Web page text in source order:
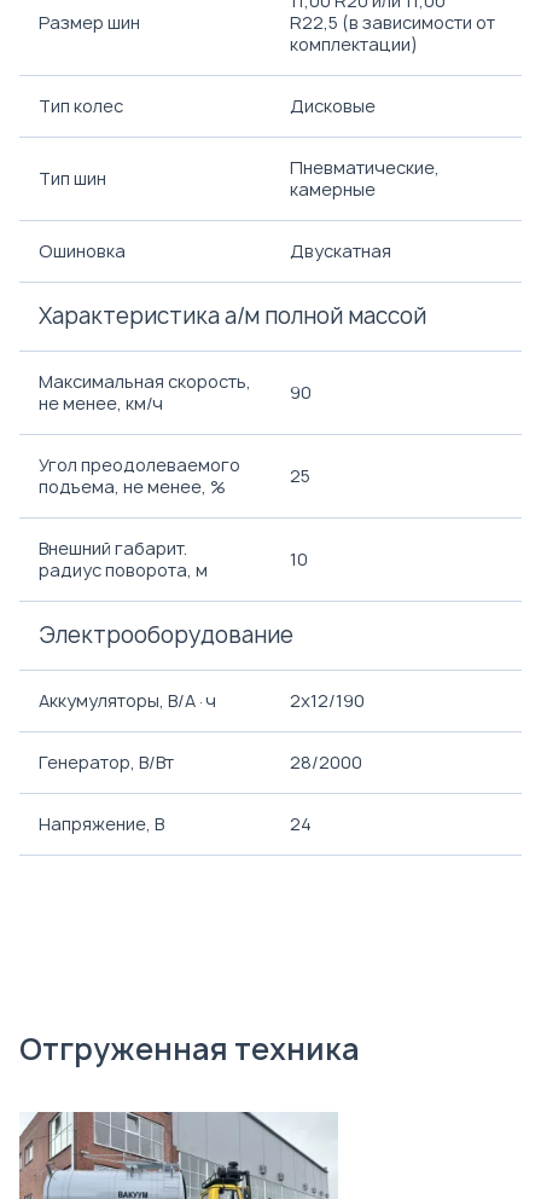
Размер шин
R22,5 (в зависимости от
комплектации)
Тип колес Дисковые
Тип шин
Пневматические,
камерные
Ошиновка Двускатная
Характеристика а/м полной массой
Максимальная скорость,
не менее, км/ч
90
Угол преодолеваемого
подъема, не менее, %
25
Внешний габарит.
радиус поворота, м
10
Электрооборудование
Аккумуляторы, В/А·ч 2х12/190
Генератор, В/Вт 28/2000
Напряжение, B 24
Отгруженная техника